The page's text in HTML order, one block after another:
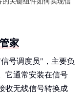
家
号调度员"，主要负
它通常安装在信号
收无线信号转换成